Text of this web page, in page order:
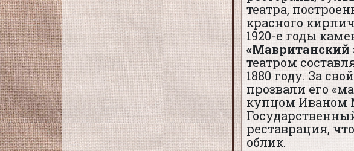
театра,
красного
1920-е годы
«Мавританский
театром
1880 году. За
прозвали его
купцом Иваном
реставрация,
облик.